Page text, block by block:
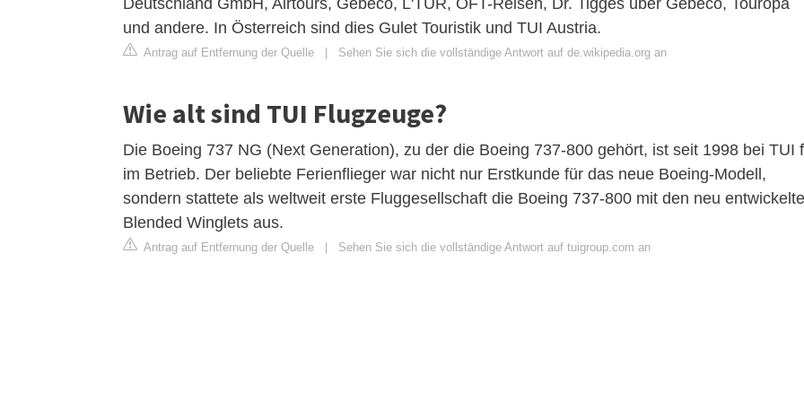
und andere. In Österreich sind dies Gulet Touristik und TUI Austria.
Antrag auf Entfernung der Quelle | Sehen Sie sich die vollständige Antwort auf de.wikipedia.org an
Wie alt sind TUI Flugzeuge?
Die Boeing 737 NG (Next Generation), zu der die Boeing 737-800 gehört, ist seit 1998 bei TUI
im Betrieb. Der beliebte Ferienflieger war nicht nur Erstkunde für das neue Boeing-Modell,
sondern stattete als weltweit erste Fluggesellschaft die Boeing 737-800 mit den neu
Blended Winglets aus.
Antrag auf Entfernung der Quelle | Sehen Sie sich die vollständige Antwort auf tuigroup.com an